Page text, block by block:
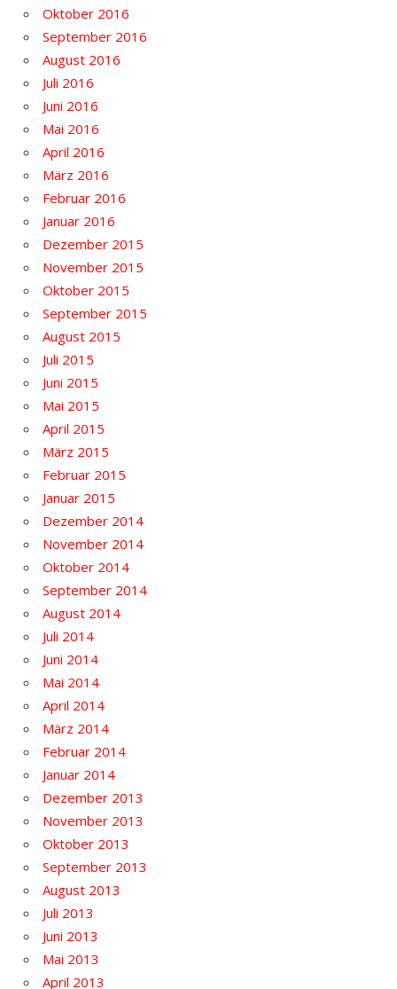
Oktober 2016
September 2016
August 2016
Juli 2016
Juni 2016
Mai 2016
April 2016
März 2016
Februar 2016
Januar 2016
Dezember 2015
November 2015
Oktober 2015
September 2015
August 2015
Juli 2015
Juni 2015
Mai 2015
April 2015
März 2015
Februar 2015
Januar 2015
Dezember 2014
November 2014
Oktober 2014
September 2014
August 2014
Juli 2014
Juni 2014
Mai 2014
April 2014
März 2014
Februar 2014
Januar 2014
Dezember 2013
November 2013
Oktober 2013
September 2013
August 2013
Juli 2013
Juni 2013
Mai 2013
April 2013